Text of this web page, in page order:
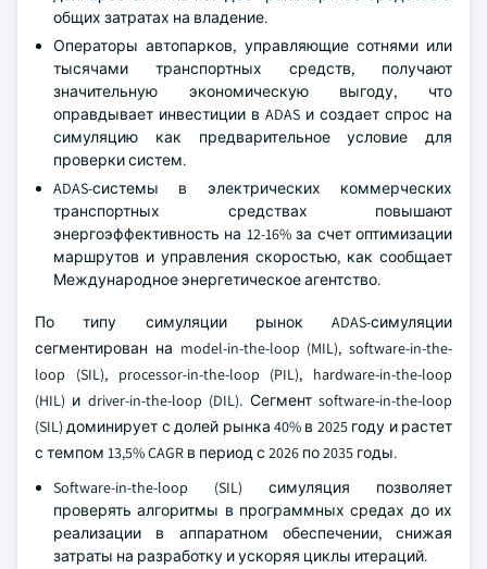
общих затратах на владение.
Операторы автопарков, управляющие сотнями или
тысячами транспортных средств, получают
значительную экономическую выгоду, что
оправдывает инвестиции в ADAS и создает спрос на
симуляцию как предварительное условие для
проверки систем.
ADAS-системы в электрических коммерческих
транспортных средствах повышают
энергоэффективность на 12-16% за счет оптимизации
маршрутов и управления скоростью, как сообщает
Международное энергетическое агентство.
По типу симуляции рынок ADAS-симуляции
сегментирован на model-in-the-loop (MIL), software-in-the-
loop (SIL), processor-in-the-loop (PIL), hardware-in-the-loop
(HIL) и driver-in-the-loop (DIL). Сегмент software-in-the-loop
(SIL) доминирует с долей рынка 40% в 2025 году и растет
с темпом 13,5% CAGR в период с 2026 по 2035 годы.
Software-in-the-loop (SIL) симуляция позволяет
проверять алгоритмы в программных средах до их
реализации в аппаратном обеспечении, снижая
затраты на разработку и ускоряя циклы итераций.